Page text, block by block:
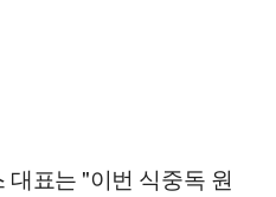
표는 "이번 식중독 원